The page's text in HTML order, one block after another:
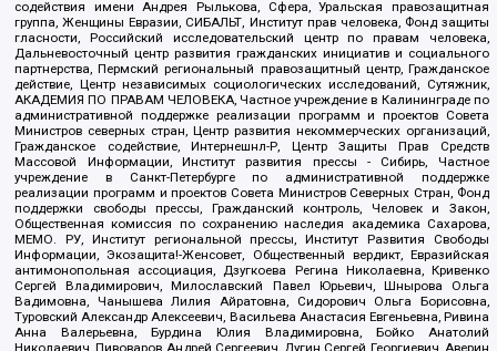
содействия имени Андрея Рылькова, Сфера, Уральская правозащитная
группа, Женщины Евразии, СИБАЛЬТ, Институт прав человека, Фонд защиты
гласности, Российский исследовательский центр по правам человека,
Дальневосточный центр развития гражданских инициатив и социального
партнерства, Пермский региональный правозащитный центр, Гражданское
действие, Центр независимых социологических исследований, Сутяжник,
АКАДЕМИЯ ПО ПРАВАМ ЧЕЛОВЕКА, Частное учреждение в Калининграде по
административной поддержке реализации программ и проектов Совета
Министров северных стран, Центр развития некоммерческих организаций,
Гражданское содействие, Интернешнл-Р, Центр Защиты Прав Средств
Массовой Информации, Институт развития прессы - Сибирь, Частное
учреждение в Санкт-Петербурге по административной поддержке
реализации программ и проектов Совета Министров Северных Стран, Фонд
поддержки свободы прессы, Гражданский контроль, Человек и Закон,
Общественная комиссия по сохранению наследия академика Сахарова,
МЕМО. РУ, Институт региональной прессы, Институт Развития Свободы
Информации, Экозащита!-Женсовет, Общественный вердикт, Евразийская
антимонопольная ассоциация, Дзугкоева Регина Николаевна, Кривенко
Сергей Владимирович, Милославский Павел Юрьевич, Шнырова Ольга
Вадимовна, Чанышева Лилия Айратовна, Сидорович Ольга Борисовна,
Туровский Александр Алексеевич, Васильева Анастасия Евгеньевна, Ривина
Анна Валерьевна, Бурдина Юлия Владимировна, Бойко Анатолий
Николаевич, Пивоваров Андрей Сергеевич, Дугин Сергей Георгиевич, Аверин